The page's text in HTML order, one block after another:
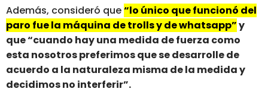
Además, consideró que“lo único que funcionó del
paro fue la máquina de trolls y de whatsapp”y
que “cuando hay una medida de fuerza como
esta nosotros preferimos que se desarrolle de
acuerdo a la naturaleza misma de la medida y
decidimos no interferir”.